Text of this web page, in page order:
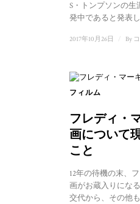
S・トンプソンの生
発中であると発表
2017年10月26日 By
フィルム
フレディ・
画について
こと
12年の待機の末、
画がお蔵入りにな
交代から、その他